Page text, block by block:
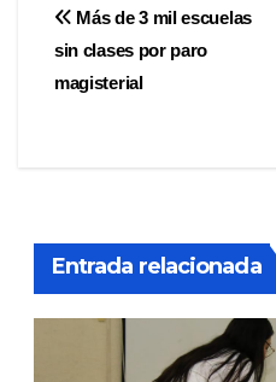
Navegación
de
Más de 3 mil escuelas
sin clases por paro
magisterial
Entrada relacionada